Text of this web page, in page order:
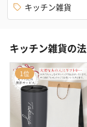
キッチン雑貨
キッチン雑貨の
1位